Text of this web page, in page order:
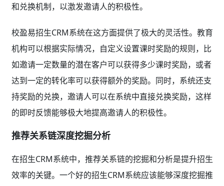
和兑换机制，以激发邀请人的积极性。
校盈易招生CRM系统在这方面提供了极大的灵活性。教育
机构可以根据实际情况，自定义设置课时奖励的规则，比
如邀请一定数量的潜在客户可以获得多少课时奖励，或者
达到一定的转化率可以获得额外的奖励。同时，系统还支
持奖励的兑换，邀请人可以在系统中直接兑换奖励，这样
的即时反馈能够极大地提高邀请人的积极性。
推荐关系链深度挖掘分析
在招生CRM系统中，推荐关系链的挖掘和分析是提升招生
效率的关键。一个好的招生CRM系统应该能够深度挖掘推